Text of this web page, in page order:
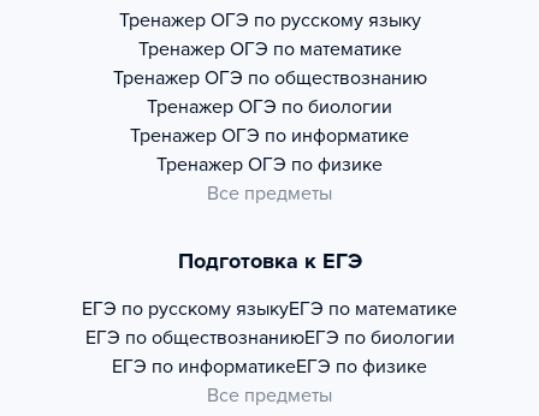
Тренажер ОГЭ по русскому языку
Тренажер ОГЭ по математике
Тренажер ОГЭ по обществознанию
Тренажер ОГЭ по биологии
Тренажер ОГЭ по информатике
Тренажер ОГЭ по физике
Все предметы
Подготовка к ЕГЭ
ЕГЭ по русскому языкуЕГЭ по математике
ЕГЭ по обществознаниюЕГЭ по биологии
ЕГЭ по информатикеЕГЭ по физике
Все предметы